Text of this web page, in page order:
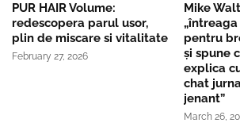
PUR HAIR Volume:
redescopera parul usor,
plin de miscare si vitalitate
February 27, 2026
Mike
pentru
și spune
explica
chat
jenant”
March 26,